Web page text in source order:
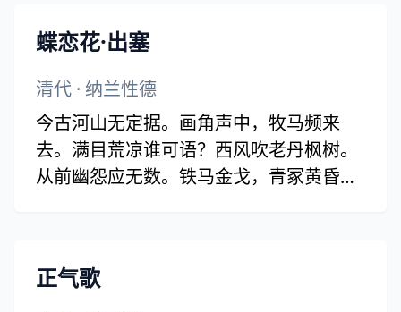
蝶恋花·出塞
清代 · 纳兰性德
今古河山无定据。画角声中，牧马频来
去。满目荒凉谁可语？西风吹老丹枫树。
从前幽怨应无数。铁马金戈，青冢黄昏
正气歌